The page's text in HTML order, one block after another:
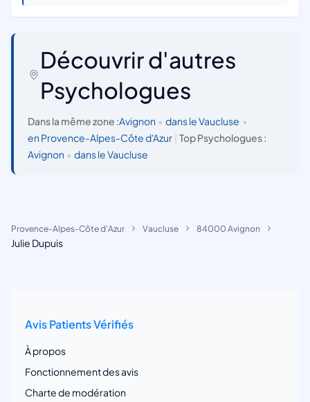
Découvrir d'autres
Psychologues
Dans la même zone :Avignon • dans le Vaucluse •
en Provence-Alpes-Côte d'Azur
Top Psychologues :
Avignon • dans le Vaucluse
Provence-Alpes-Côte d'Azur Vaucluse 84000 Avignon
Julie Dupuis
Avis Patients Vérifiés
À propos
Fonctionnement des avis
Charte de modération